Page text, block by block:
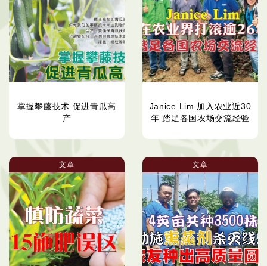
掌握攀藤技术 促进青瓜高
产
Janice Lim 加入农业近30
年 踏足各国农场交流经验
文章 文章